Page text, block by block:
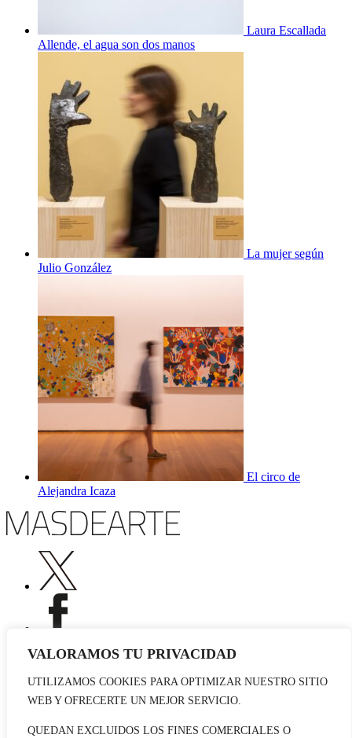
VALORAMOS TU PRIVACIDAD
UTILIZAMOS COOKIES PARA OPTIMIZAR NUESTRO SITIO
WEB Y OFRECERTE UN MEJOR SERVICIO.
QUEDAN EXCLUIDOS LOS FINES COMERCIALES O
Laura Escallada
Allende, el agua son dos manos
La mujer según
Julio González
El circo de
Alejandra Icaza
Publicidad
Contacto